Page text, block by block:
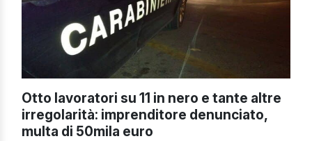
Otto lavoratori su 11 in nero e tante altre
irregolarità: imprenditore denunciato,
multa di 50mila euro